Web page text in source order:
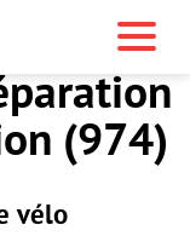
(974)
vélo